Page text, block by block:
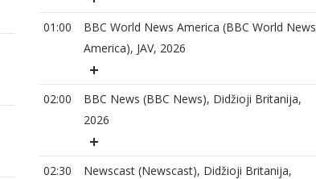
01:00
BBC World News America (BBC World News
America), JAV, 2026
02:00
BBC News (BBC News), Didžioji Britanija,
2026
02:30
Newscast (Newscast), Didžioji Britanija,